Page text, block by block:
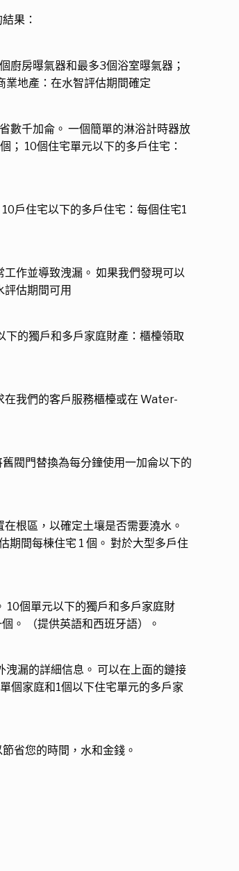
果：
廚房曝氣器和最多3個浴室曝氣器；
業地產：在水智評估期間確定
數千加侖。 一個簡單的淋浴計時器放
； 10個住宅單元以下的多戶住宅：
戶住宅以下的多戶住宅：每個住宅1
作並導致洩漏。 如果我們發現可以
估期間可用
的獨戶和多戶家庭財產：櫃檯領取
在我們的客戶服務櫃檯或在 Water-
閥門替換為每分鐘使用一加侖以下的
根區，以確定土壤是否需要澆水。
期間每棟住宅 1 個。 對於大型多戶住
10個單元以下的獨戶和多戶家庭財
。 （提供英語和西班牙語）。
漏的詳細信息。 可以在上面的鏈接
個家庭和1個以下住宅單元的多戶家
省您的時間，水和金錢。